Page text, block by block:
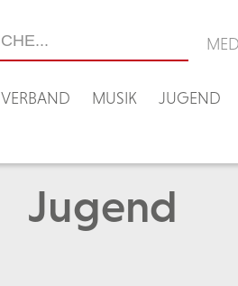
VERBAND MUSIK JUGEND
Jugend